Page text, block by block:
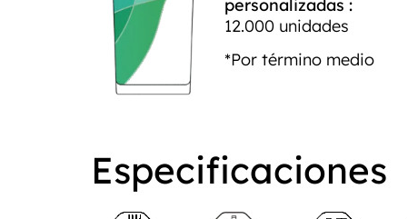
personalizadas :
12.000 unidades
*Por término medio
Especificaciones